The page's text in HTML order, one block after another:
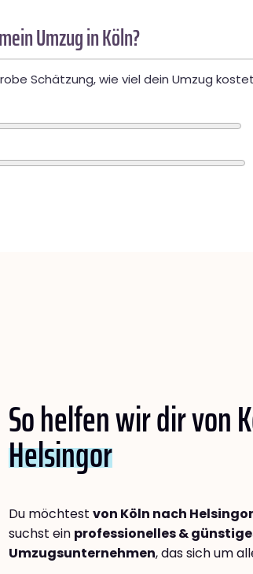
Umzug in Köln?
Schätzung, wie viel dein Umzug
So helfen wir dir von
Helsingor
Du möchtest von Köln nach Helsingor
suchst ein professionelles &
Umzugsunternehmen, das sich um